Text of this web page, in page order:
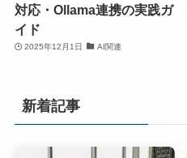
対応・Ollama連携の実践ガ
イド
2025年12月1日 AI関連
新着記事